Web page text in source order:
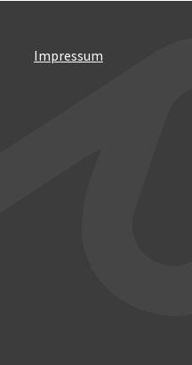
Impressum